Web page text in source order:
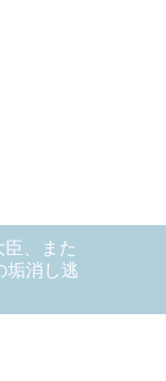
臣、また
消し逃